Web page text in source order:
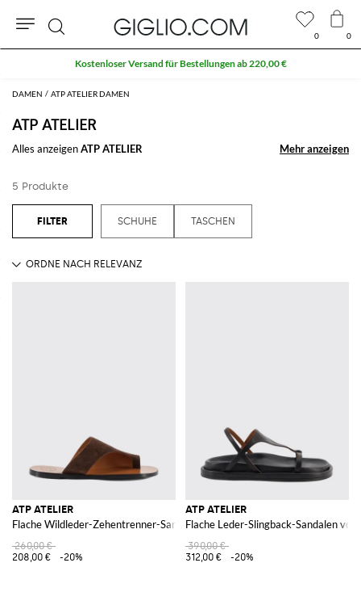
DAMEN ATP ATELIER DAMEN
ATP ATELIER
Alles anzeigenATP ATELIER Mehr anzeigen
Mehr anzeigen
5 Produkte
SCHUHE TASCHEN
ATP ATELIER
Flache Wildleder-Zehentrenner-Sandalen von
260,00 €
208,00 €
-20%
ATP ATELIER
Flache Leder-Slingback-Sandalen von
390,00 €
312,00 €
-20%
0 0
Suche
Kostenloser Versand für Bestellungen ab 220,00 €